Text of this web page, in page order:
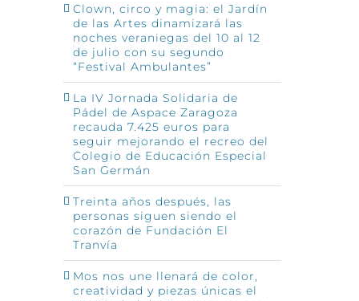
Clown, circo y magia: el Jardín
de las Artes dinamizará las
noches veraniegas del 10 al 12
de julio con su segundo
“Festival Ambulantes”
La IV Jornada Solidaria de
Pádel de Aspace Zaragoza
recauda 7.425 euros para
seguir mejorando el recreo del
Colegio de Educación Especial
San Germán
Treinta años después, las
personas siguen siendo el
corazón de Fundación El
Tranvía
Mos nos une llenará de color,
creatividad y piezas únicas el